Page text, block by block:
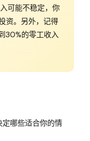
可能不稳定，你
资。另外，记得
30%的零工收入
哪些适合你的情